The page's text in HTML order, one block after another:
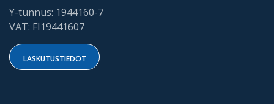
Y-tunnus: 1944160-7
VAT: FI19441607
LASKUTUSTIE​​DOT​​